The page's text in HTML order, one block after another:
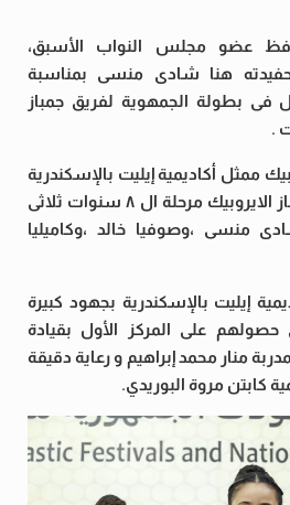
عضو مجلس النواب الأسبق،
حفيدته هنا شادى منسى بمناسبة
فى بطولة الجمهوية لفريق جمباز
ممثل أكاديمية إيليت بالإسكندرية
قد فاز بالمركز الأول لجمباز الايروبيك مرحلة ال ٨ سنوات ثلاثى
منسى ،وصوفيا خالد ،وكاميليا
إيليت بالإسكندرية بجهود كبيرة
على المركز الأول بقيادة
منار محمد إبراهيم و رعاية دقيقة
كابتن مروة البوريدي.